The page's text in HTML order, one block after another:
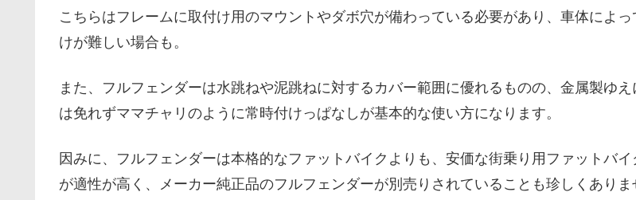
こちらはフレームに取付け用のマウントやダボ穴が備わっている必要があり、車体によっ
けが難しい場合も。
また、フルフェンダーは水跳ねや泥跳ねに対するカバー範囲に優れるものの、金属製ゆえ
は免れずママチャリのように常時付けっぱなしが基本的な使い方になります。
因みに、フルフェンダーは本格的なファットバイクよりも、安価な街乗り用ファットバイ
が適性が高く、メーカー純正品のフルフェンダーが別売りされていることも珍しくありま